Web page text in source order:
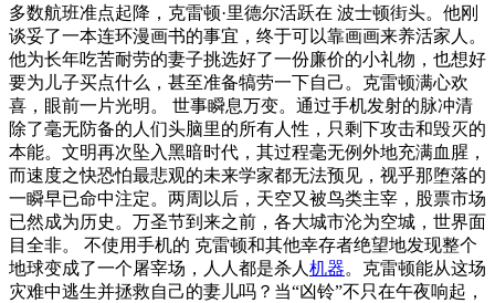
多数航班准点起降，克雷顿·里德尔活跃在 波士顿街头。他刚
谈妥了一本连环漫画书的事宜，终于可以靠画画来养活家人。
他为长年吃苦耐劳的妻子挑选好了一份廉价的小礼物，也想好
要为儿子买点什么，甚至准备犒劳一下自己。克雷顿满心欢
喜，眼前一片光明。 世事瞬息万变。通过手机发射的脉冲清
除了毫无防备的人们头脑里的所有人性，只剩下攻击和毁灭的
本能。文明再次坠入黑暗时代，其过程毫无例外地充满血腥，
而速度之快恐怕最悲观的未来学家都无法预见，视乎那堕落的
一瞬早已命中注定。两周以后，天空又被鸟类主宰，股票市场
已然成为历史。万圣节到来之前，各大城市沦为空城，世界面
目全非。 不使用手机的 克雷顿和其他幸存者绝望地发现整个
地球变成了一个屠宰场，人人都是杀人 机器。克雷顿能从这场
灾难中逃生并拯救自己的妻儿吗？当“凶铃”不只在午夜响起，